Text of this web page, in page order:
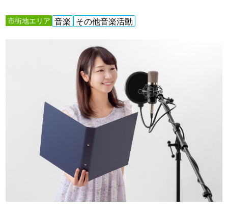
市街地エリア 音楽 その他音楽活動